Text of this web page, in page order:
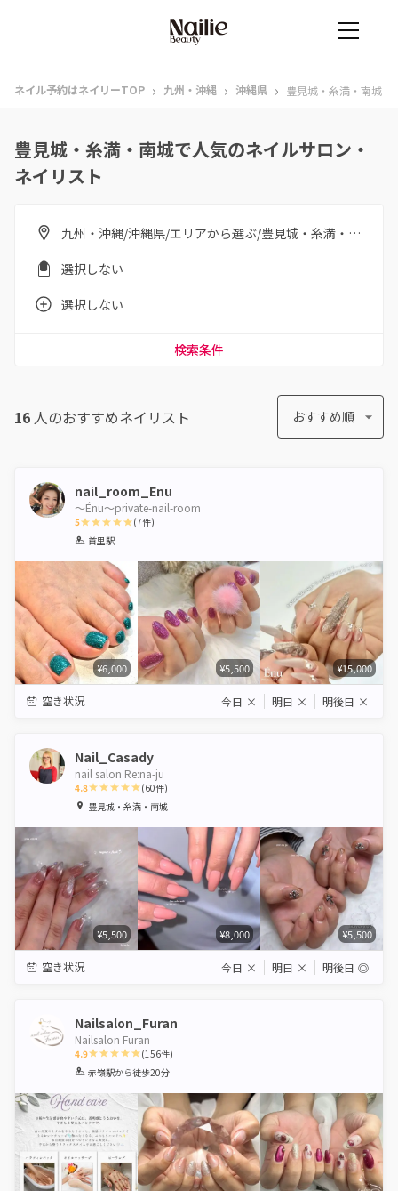
ネイル予約はネイリーTOP › 九州・沖縄 › 沖縄県 › 豊見城・糸満・南城
豊見城・糸満・南城で人気のネイルサロン・
ネイリスト
九州・沖縄/沖縄県/エリアから選ぶ/豊見城・糸満・南城
選択しない
選択しない
検索条件
16 人のおすすめネイリスト おすすめ順
nail_room_Enu
〜Énu〜private-nail-room
5
1 2 3 4
(7件)
首里駅
¥6,000 ¥5,500 ¥15,000
空き状況 今日 × 明日 × 明後日 ×
Nail_Casady
nail salon Re:na-ju
4.8
1 2 3 4 5
(60件)
豊見城・糸満・南城
¥5,500 ¥8,000 ¥5,500
空き状況 今日 × 明日 × 明後日 ◎
Nailsalon_Furan
Nailsalon Furan
4.9
1 2 3 4 5
(156件)
赤嶺駅から徒歩20分